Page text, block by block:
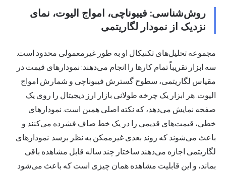
روش‌شناسی: فیبوناچی، امواج الیوت، نمای
نزدیک از نمودار لگاریتمی
مجموعه تحلیل‌های تکنیکال او به طور غیرمعمولی محدود است.
سه ابزار تقریباً تمام کارها را انجام می‌دهند: نمودارهای قیمت در
مقیاس لگاریتمی، سطوح گسترش فیبوناچی و شمارش امواج
الیوت. هر ابزار یک چرخه طولانی بازار ارز دیجیتال را روی یک
صفحه نمایش می‌دهد، که نکته اصلی همین است. نمودارهای
خطی، قیمت‌های قدیمی را در یک خط صاف فشرده می‌کنند و
باعث می‌شوند که روند بعدی غیرممکن به نظر برسد. نمودارهای
لگاریتمی اجازه می‌دهند ساختار چند ساله قابل مشاهده باقی
بماند، و این قابلیت مشاهده همان چیزی است که باعث می‌شود